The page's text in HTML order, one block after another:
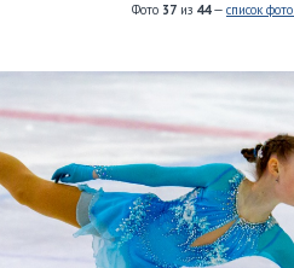
Фото 37 из 44— список